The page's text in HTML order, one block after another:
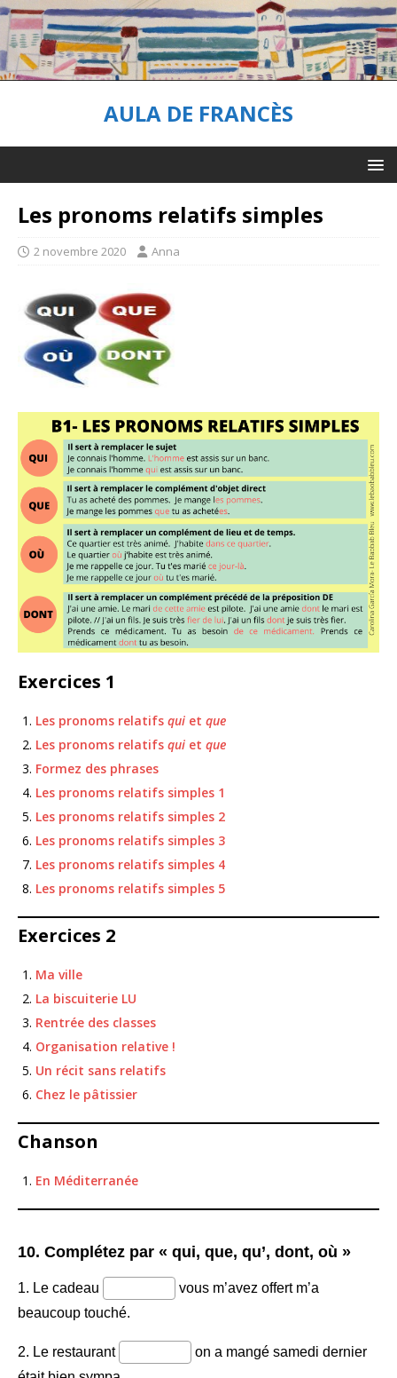
AULA DE FRANCÈS
Les pronoms relatifs simples
2 novembre 2020 Anna
Exercices 1
Les pronoms relatifs qui et que
Les pronoms relatifs qui et que
Formez des phrases
Les pronoms relatifs simples 1
Les pronoms relatifs simples 2
Les pronoms relatifs simples 3
Les pronoms relatifs simples 4
Les pronoms relatifs simples 5
Exercices 2
Ma ville
La biscuiterie LU
Rentrée des classes
Organisation relative !
Un récit sans relatifs
Chez le pâtissier
Chanson
En Méditerranée